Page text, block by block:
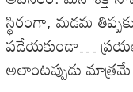
స్థిరంగా, మడమ
పడేయకుండా…
అలాంటప్పుడు మాత్రమే